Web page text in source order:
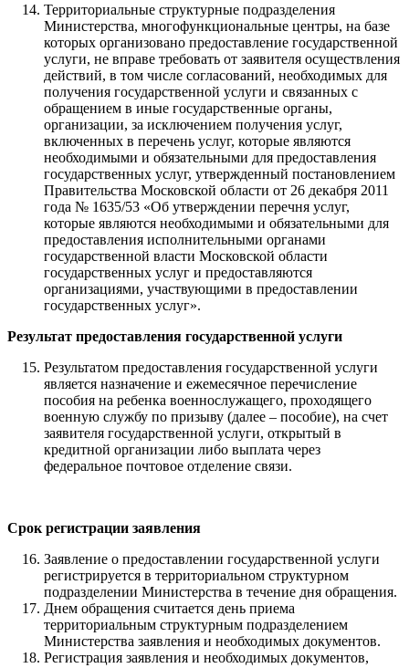
Территориальные структурные подразделения
Министерства, многофункциональные центры, на базе
которых организовано предоставление государственной
услуги, не вправе требовать от заявителя осуществления
действий, в том числе согласований, необходимых для
получения государственной услуги и связанных с
обращением в иные государственные органы,
организации, за исключением получения услуг,
включенных в перечень услуг, которые являются
необходимыми и обязательными для предоставления
государственных услуг, утвержденный постановлением
Правительства Московской области от 26 декабря 2011
года № 1635/53 «Об утверждении перечня услуг,
которые являются необходимыми и обязательными для
предоставления исполнительными органами
государственной власти Московской области
государственных услуг и предоставляются
организациями, участвующими в предоставлении
государственных услуг».
Результат предоставления государственной услуги
Результатом предоставления государственной услуги
является назначение и ежемесячное перечисление
пособия на ребенка военнослужащего, проходящего
военную службу по призыву (далее – пособие), на счет
заявителя государственной услуги, открытый в
кредитной организации либо выплата через
федеральное почтовое отделение связи.
Срок регистрации заявления
Заявление о предоставлении государственной услуги
регистрируется в территориальном структурном
подразделении Министерства в течение дня обращения.
Днем обращения считается день приема
территориальным структурным подразделением
Министерства заявления и необходимых документов.
Регистрация заявления и необходимых документов,